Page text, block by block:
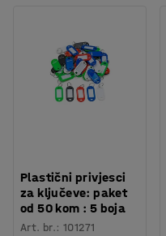
Plastični privjesci
za ključeve: paket
od 50 kom : 5 boja
Art. br.:101271